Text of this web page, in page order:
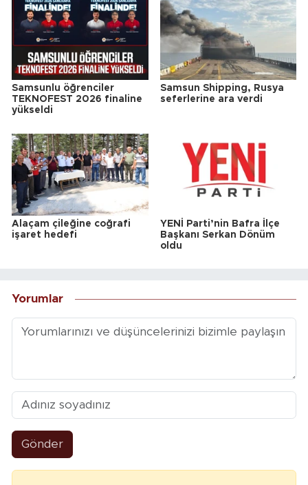
Samsunlu öğrenciler
TEKNOFEST 2026 finaline
yükseldi
Samsun Shipping, Rusya
seferlerine ara verdi
Alaçam çileğine coğrafi
işaret hedefi
YENİ Parti’nin Bafra İlçe
Başkanı Serkan Dönüm
oldu
Yorumlar
Gönder